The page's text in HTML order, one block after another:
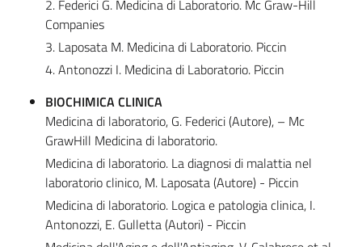
2. Federici G. Medicina di Laboratorio. Mc Graw-Hill
Companies
3. Laposata M. Medicina di Laboratorio. Piccin
4. Antonozzi I. Medicina di Laboratorio. Piccin
BIOCHIMICA CLINICA
Medicina di laboratorio, G. Federici (Autore), – Mc
GrawHill Medicina di laboratorio.
Medicina di laboratorio. La diagnosi di malattia nel
laboratorio clinico, M. Laposata (Autore) - Piccin
Medicina di laboratorio. Logica e patologia clinica, I.
Antonozzi, E. Gulletta (Autori) - Piccin